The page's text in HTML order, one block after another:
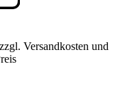
Versandkosten und